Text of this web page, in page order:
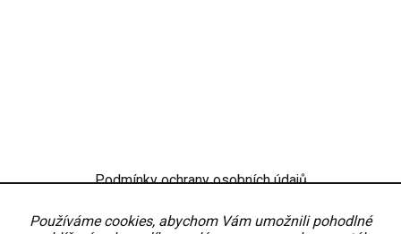
Používáme cookies, abychom Vám umožnili pohodlné
Podmínky ochrany osobních údajů
Nastavení